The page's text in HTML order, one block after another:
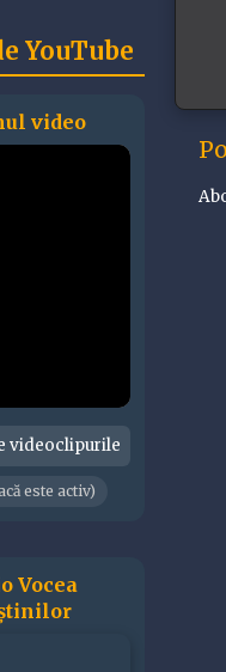
YouTube
video
videoclipurile
este activ)
Vocea